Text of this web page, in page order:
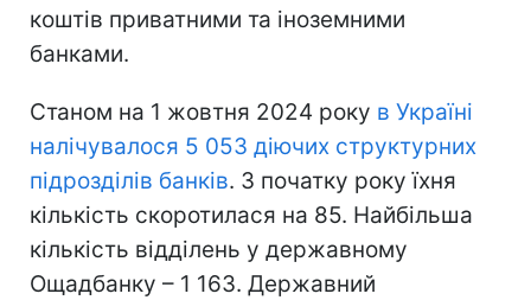
коштів приватними та іноземними
банками.
Станом на 1 жовтня 2024 року в Україні
налічувалося 5 053 діючих структурних
підрозділів банків. З початку року їхня
кількість скоротилася на 85. Найбільша
кількість відділень у державному
Ощадбанку – 1 163. Державний